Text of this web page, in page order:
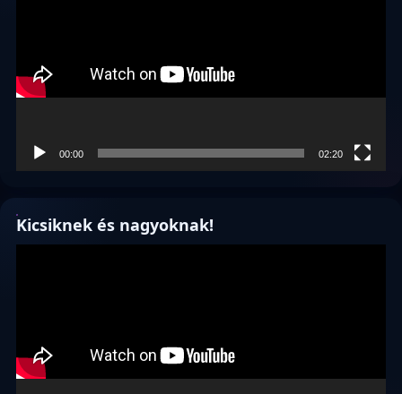
00:00 02:20
Kicsiknek és nagyoknak!